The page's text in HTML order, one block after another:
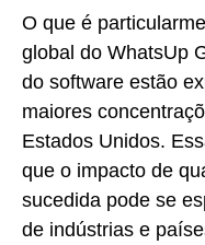
O que é
global do WhatsUp
do software estão
maiores
Estados Unidos.
que o impacto de
sucedida pode se
de indústrias e